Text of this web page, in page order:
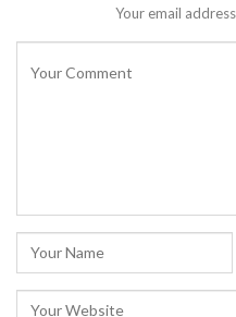
Your email